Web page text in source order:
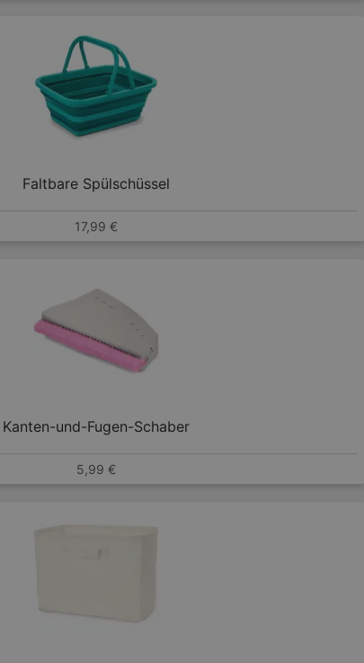
Faltbare Spülschüssel
17,99 €
Kanten-und-Fugen-Schaber
5,99 €